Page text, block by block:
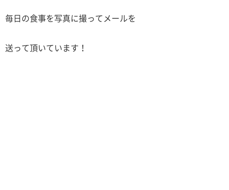
毎日の食事を写真に撮ってメールを
送って頂いています！